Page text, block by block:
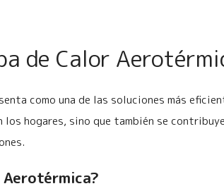
de Calor
como una de las soluciones más
hogares, sino que también se
Aerotérmica?